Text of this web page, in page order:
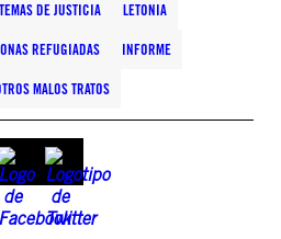
DE JUSTICIA LETONIA
REFUGIADAS INFORME
MALOS TRATOS